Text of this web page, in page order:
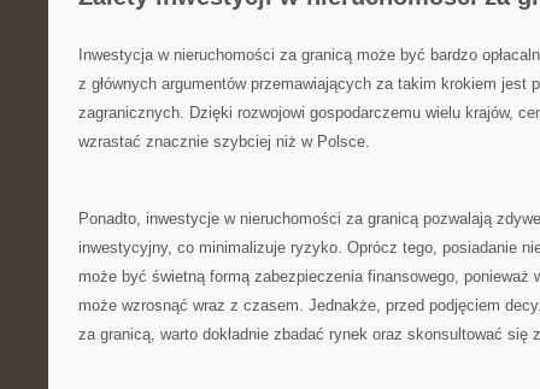
Inwestycja w nieruchomości za granicą może być bardzo
z głównych argumentów przemawiających⁣ za ‌takim ⁢krokiem jest
zagranicznych. Dzięki⁤ rozwojowi gospodarczemu wielu krajów,
wzrastać znacznie szybciej niż ‍w Polsce.
Ponadto, inwestycje⁣ w nieruchomości za granicą⁣ pozwalają
inwestycyjny, co minimalizuje⁣ ryzyko. Oprócz tego, posiadanie
może być‌ świetną formą zabezpieczenia finansowego, ponieważ‌
może wzrosnąć wraz z⁢ czasem.⁤ Jednakże,⁣ przed podjęciem
za granicą, warto dokładnie zbadać rynek oraz skonsultować się